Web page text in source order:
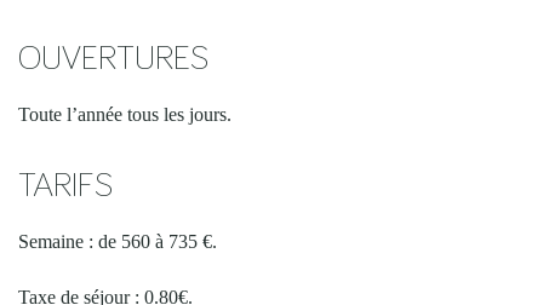
OUVERTURES
Toute l’année tous les jours.
TARIFS
Semaine : de 560 à 735 €.
Taxe de séjour : 0.80€.